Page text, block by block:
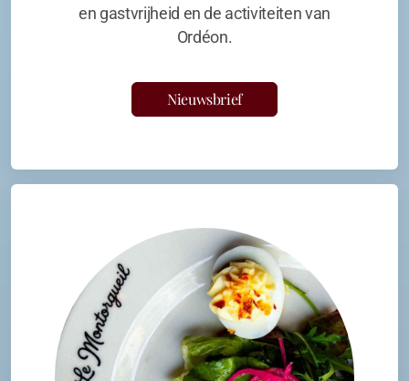
en gastvrijheid en de activiteiten van
Ordéon.
Nieuwsbrief